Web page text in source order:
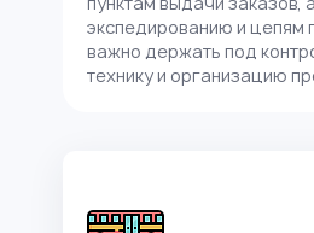
экспедированию и цепям
важно держать под
технику и организацию